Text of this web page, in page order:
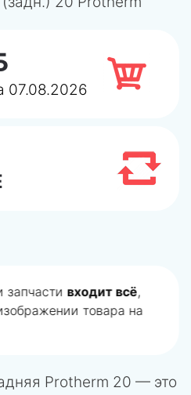
07.08.2026
запчасти входит всё,
товара на
Protherm 20 — это